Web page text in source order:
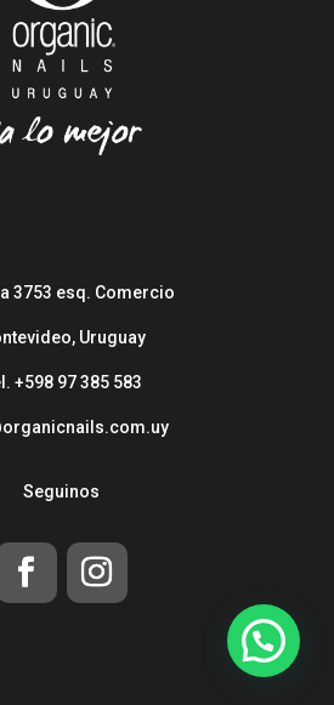
3753 esq. Comercio
Uruguay
+598 97 385 583
Seguinos